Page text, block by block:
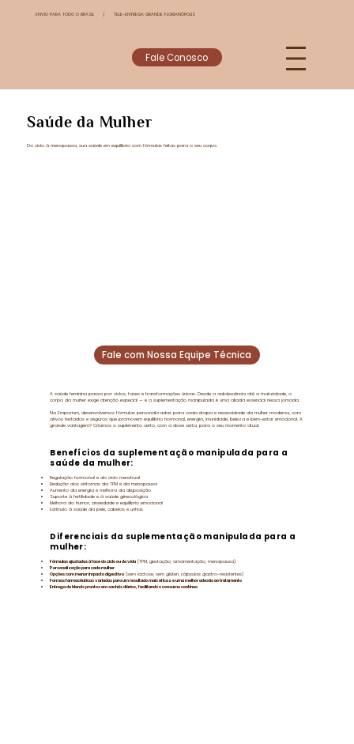
ENVIO PARA TODO O BRASIL | TELE-ENTREGA GRANDE FLORIANÓPOLIS
Fale Conosco
Saúde da Mulher
Do ciclo à menopausa, sua saúde em equilíbrio com fórmulas feitas para o seu corpo.
Fale com Nossa Equipe Técnica
A saúde feminina passa por ciclos, fases e transformações únicas. Desde a adolescência até a maturidade, o
corpo da mulher exige atenção especial — e a suplementação manipulada é uma aliada essencial nessa jornada.
Na Emporium, desenvolvemos fórmulas personalizadas para cada etapa e necessidade da mulher moderna, com
ativos testados e seguros que promovem equilíbrio hormonal, energia, imunidade, beleza e bem-estar emocional. A
grande vantagem? Criamos o suplemento certo, com a dose certa, para o seu momento atual.
Benefícios da suplementação manipulada para a
saúde da mulher:
Regulação hormonal e do ciclo menstrual
Redução dos sintomas da TPM e da menopausa
Aumento da energia e melhora da disposição
Suporte à fertilidade e à saúde ginecológica
Melhora do humor, ansiedade e equilíbrio emocional
Estímulo à saúde da pele, cabelos e unhas
Diferenciais da suplementação manipulada para a
mulher:
Fórmulas ajustadas à fase do ciclo ou da vida (TPM, gestação, amamentação, menopausa)
Personalização para cada mulher
Opções com menor impacto digestivo (sem lactose, sem glúten, cápsulas gastro-resistentes)
Formas farmacêuticas variadas para um resultado mais eficaz e uma melhor adesão ao tratamento
Entrega de blends prontos em sachês diários, facilitando o consumo contínuo